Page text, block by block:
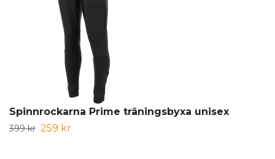
Spinnrockarna Prime träningsbyxa unisex
399 kr 259 kr